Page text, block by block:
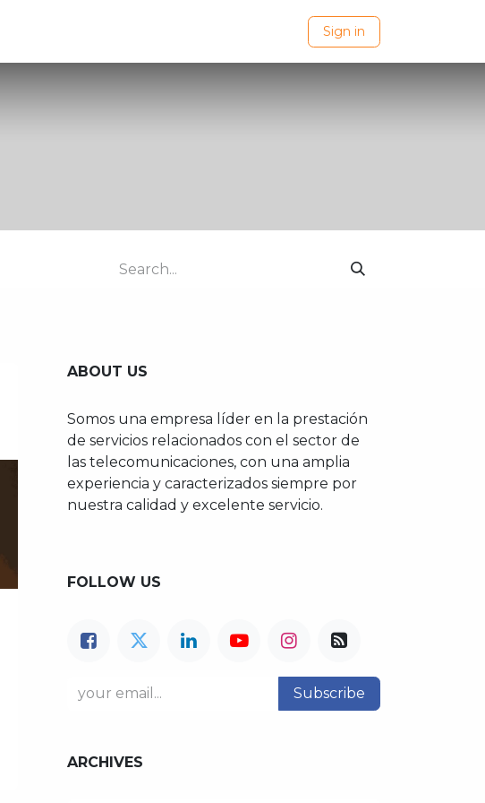
Sign in
ABOUT US
Somos una empresa líder en la prestación
de servicios relacionados con el sector de
las telecomunicaciones, con una amplia
experiencia y caracterizados siempre por
nuestra calidad y excelente servicio.
FOLLOW US
Subscribe
ARCHIVES